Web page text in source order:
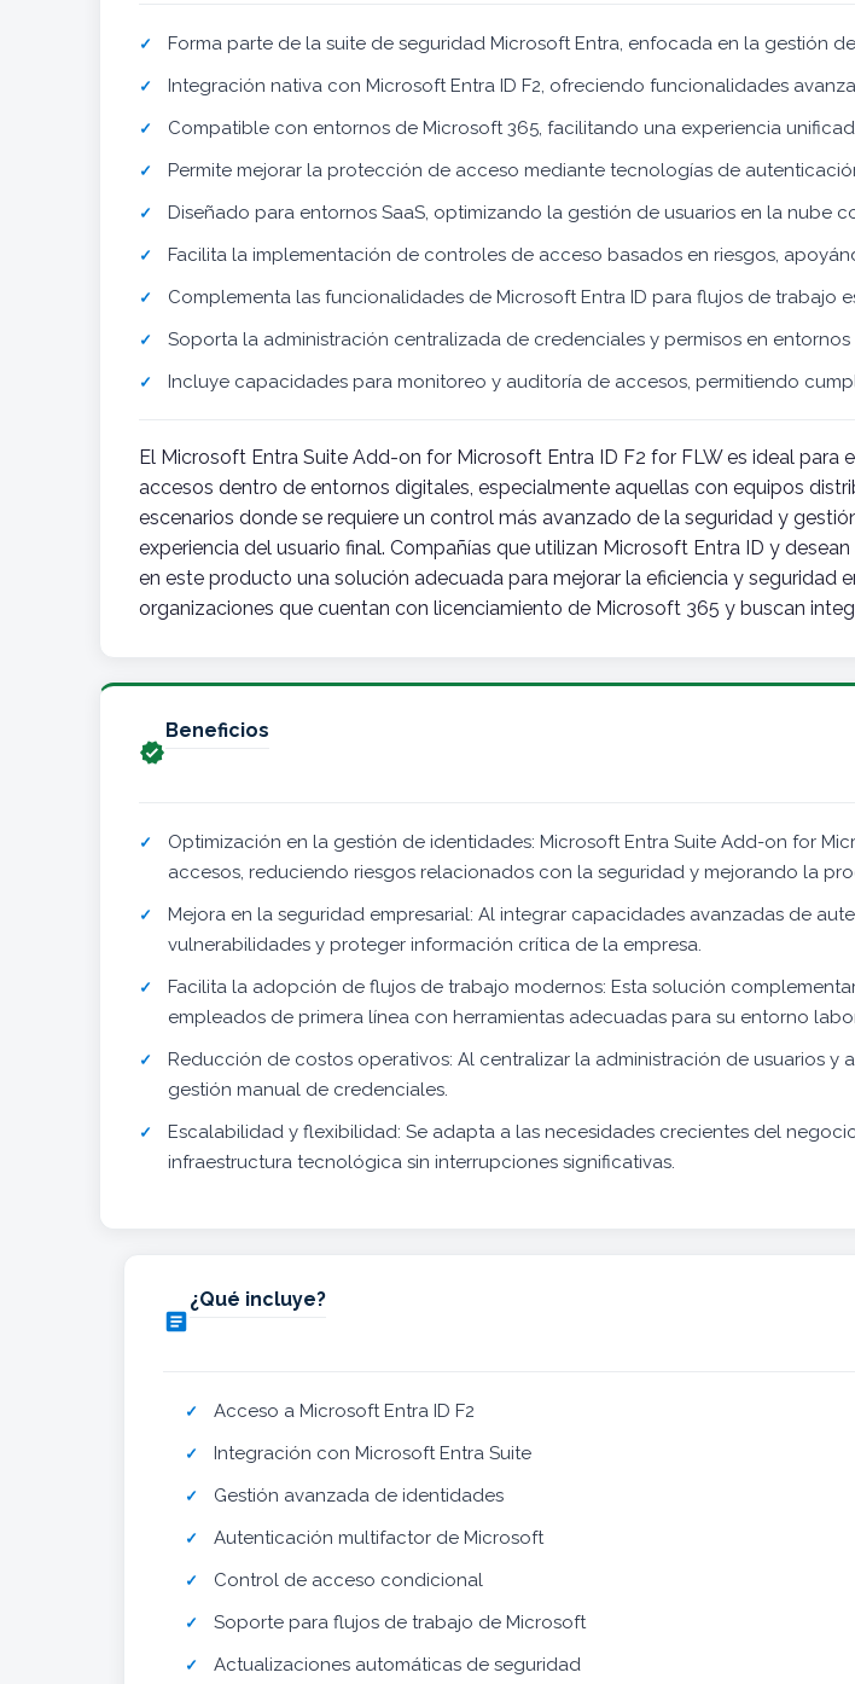
Forma parte de la suite de seguridad Microsoft Entra, enfocada en la gestión
Integración nativa con Microsoft Entra ID F2, ofreciendo funcionalidades
Compatible con entornos de Microsoft 365, facilitando una experiencia
Permite mejorar la protección de acceso mediante tecnologías de
Diseñado para entornos SaaS, optimizando la gestión de usuarios en la nube
Facilita la implementación de controles de acceso basados en riesgos,
Complementa las funcionalidades de Microsoft Entra ID para flujos de trabajo
Soporta la administración centralizada de credenciales y permisos en
Incluye capacidades para monitoreo y auditoría de accesos, permitiendo
El Microsoft Entra Suite Add-on for Microsoft Entra ID F2 for FLW es ideal
accesos dentro de entornos digitales, especialmente aquellas con equipos
escenarios donde se requiere un control más avanzado de la seguridad y
experiencia del usuario final. Compañías que utilizan Microsoft Entra ID y
en este producto una solución adecuada para mejorar la eficiencia y seguridad
organizaciones que cuentan con licenciamiento de Microsoft 365 y buscan

Beneficios
Optimización en la gestión de identidades: Microsoft Entra Suite Add-on for
accesos, reduciendo riesgos relacionados con la seguridad y mejorando la
Mejora en la seguridad empresarial: Al integrar capacidades avanzadas de
vulnerabilidades y proteger información crítica de la empresa.
Facilita la adopción de flujos de trabajo modernos: Esta solución
empleados de primera línea con herramientas adecuadas para su entorno
Reducción de costos operativos: Al centralizar la administración de usuarios
gestión manual de credenciales.
Escalabilidad y flexibilidad: Se adapta a las necesidades crecientes del
infraestructura tecnológica sin interrupciones significativas.

¿Qué incluye?
Acceso a Microsoft Entra ID F2
Integración con Microsoft Entra Suite
Gestión avanzada de identidades
Autenticación multifactor de Microsoft
Control de acceso condicional
Soporte para flujos de trabajo de Microsoft
Actualizaciones automáticas de seguridad